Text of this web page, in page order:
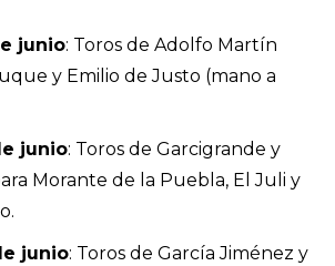
junio: Toros de Adolfo Martín
y Emilio de Justo (mano a
junio: Toros de Garcigrande y
Morante de la Puebla, El Juli y
junio: Toros de García Jiménez y